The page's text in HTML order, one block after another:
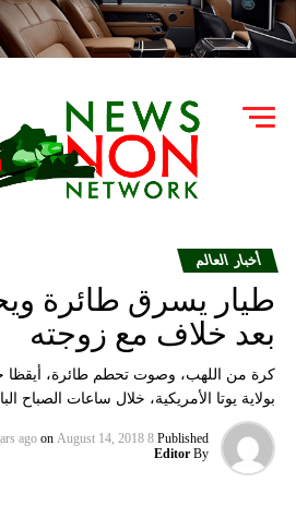
أخبار العالم
طيار يسرق طائرة
بعد خلاف مع زوجته
كرة من اللهب، وصوت تحطم طائرة، أيقظا
بولاية يوتا الأمريكية، خلال ساعات الصباح
Published
8 years ago
on August 14, 2018
By
Editor